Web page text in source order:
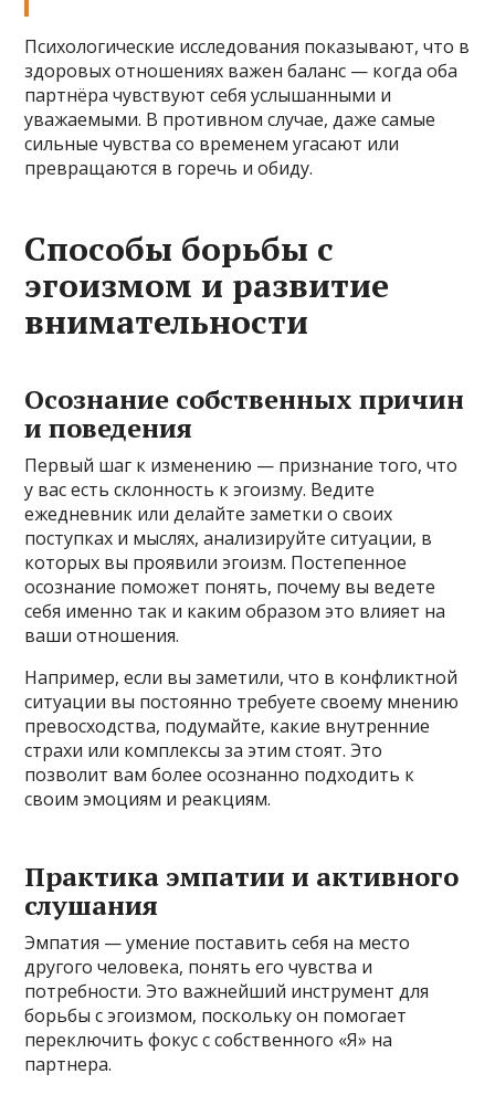
Психологические исследования показывают, что в
здоровых отношениях важен баланс — когда оба
партнёра чувствуют себя услышанными и
уважаемыми. В противном случае, даже самые
сильные чувства со временем угасают или
превращаются в горечь и обиду.
Способы борьбы с
эгоизмом и развитие
внимательности
Осознание собственных причин
и поведения
Первый шаг к изменению — признание того, что
у вас есть склонность к эгоизму. Ведите
ежедневник или делайте заметки о своих
поступках и мыслях, анализируйте ситуации, в
которых вы проявили эгоизм. Постепенное
осознание поможет понять, почему вы ведете
себя именно так и каким образом это влияет на
ваши отношения.
Например, если вы заметили, что в конфликтной
ситуации вы постоянно требуете своему мнению
превосходства, подумайте, какие внутренние
страхи или комплексы за этим стоят. Это
позволит вам более осознанно подходить к
своим эмоциям и реакциям.
Практика эмпатии и активного
слушания
Эмпатия — умение поставить себя на место
другого человека, понять его чувства и
потребности. Это важнейший инструмент для
борьбы с эгоизмом, поскольку он помогает
переключить фокус с собственного «Я» на
партнера.